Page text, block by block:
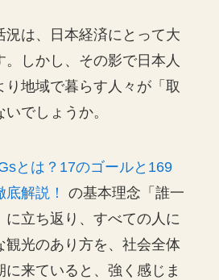
況は、日本経済にとって大
。しかし、その影で日本人
り地域で暮らす人々が「取
でしょうか。
とは？17のゴールと169
解説！
の基本理念「誰一
に立ち返り、すべての人に
観光のあり方を、社会全体
に来ていると、強く感じま